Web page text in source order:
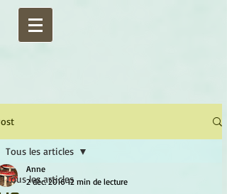
Tous les articles
Tous les articles
Anne
2 déc. 2016 12 min de lecture